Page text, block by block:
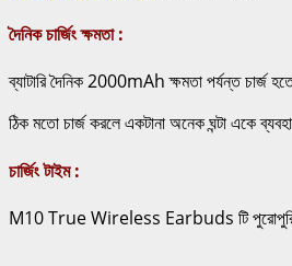
দৈনিক চার্জিং ক্ষমতা :
ব্যাটারি দৈনিক 2000mAh ক্ষমতা পর্যন্ত চার্জ
ঠিক মতো চার্জ করলে একটানা অনেক ঘন্টা একে
চার্জিং টাইম :
M10 True Wireless Earbuds টি পুরোপুরি চার্জ